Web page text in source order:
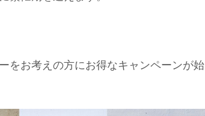
をお考えの方にお得なキャンペーンが始